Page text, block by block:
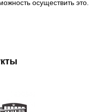
осуществить это.